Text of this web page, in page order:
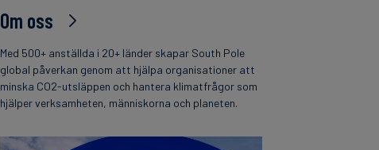
Om oss
Med 500+ anställda i 20+ länder skapar South Pole
global påverkan genom att hjälpa organisationer att
minska CO2-utsläppen och hantera klimatfrågor som
hjälper verksamheten, människorna och planeten.